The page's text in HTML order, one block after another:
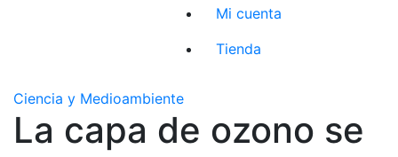
Mi cuenta
Tienda
Ciencia y Medioambiente
La capa de ozono se